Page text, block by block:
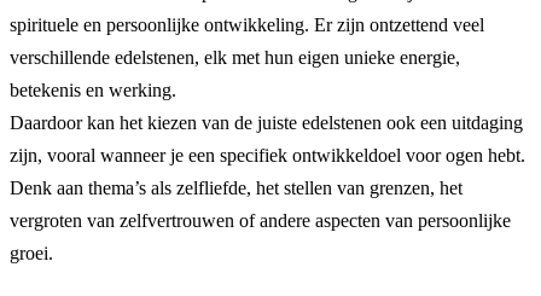
spirituele en persoonlijke ontwikkeling. Er zijn ontzettend veel
verschillende edelstenen, elk met hun eigen unieke energie,
betekenis en werking.
Daardoor kan het kiezen van de juiste edelstenen ook een uitdaging
zijn, vooral wanneer je een specifiek ontwikkeldoel voor ogen hebt.
Denk aan thema’s als zelfliefde, het stellen van grenzen, het
vergroten van zelfvertrouwen of andere aspecten van persoonlijke
groei.